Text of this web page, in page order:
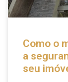
Como o
a
seu